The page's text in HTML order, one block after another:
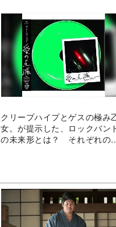
クリープハイプとゲスの極み
女。が提示した、ロックバン
の未来形とは？ それぞれの